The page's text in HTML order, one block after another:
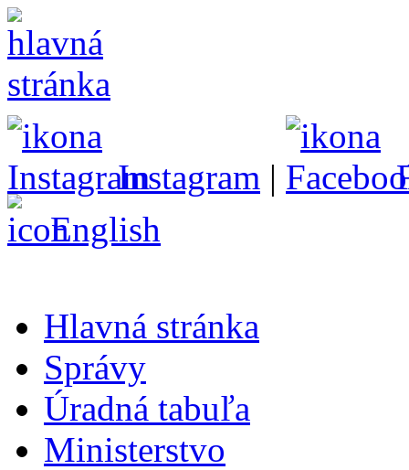
Instagram |
English
Hlavná stránka
Správy
Úradná tabuľa
Ministerstvo